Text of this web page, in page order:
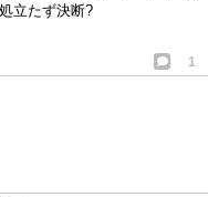
立たず決断?
1